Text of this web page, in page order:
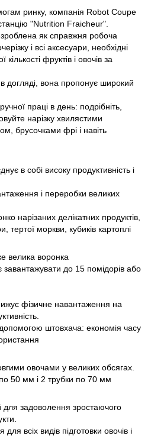
ринку, компанія Robot Coupe
"Nutrition Fraicheur".
як справжня робоча
і всі аксесуари, необхідні
фруктів і овочів за
догляді, вона пропонує широкий
праці в день: подрібніть,
нарізку хвилястими
брусочками фрі і навіть
в собі високу продуктивність і
і переробки великих
нарізаних делікатних продуктів,
тертої моркви, кубиків картоплі
велика воронка
до 15 помідорів або
фізичне навантаження на
штовхача: економія часу
овочами у великих обсягах.
50 мм і 2 трубки по 70 мм
задоволення зростаючого
всіх видів підготовки овочів і